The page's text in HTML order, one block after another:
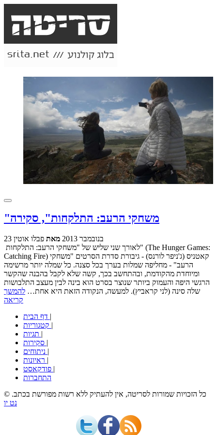
"משחקי הרעב: התלקחות", סקירה
23 בנובמבר 2013 מאת פבלו אוטין
Catching Fire) קאטניס (ג'ניפר לורנס) - גיבורת סדרת הסרטים "משחקי
הרעב" - מחליפה שמלות בערך בכל סצנה. כל שמלה יותר מרשימה
ומיוחדת מהקודמת, ובהתחשב בכך, קשה שלא לקבל בהבנה שהקשר
הרגשי היפה והעמוק ביותר שנוצר בסרט הוא בינה לבין מעצב התלבושות
שלה סינה (לני קראביץ). למעשה, הנקודה הזאת היא אחת… להמשך
קריאה
|
|
|
|
|
|
|
התחברות
© כל הזכויות שמורות לסריטה, אין להעתיק ללא רשות מפורשת בכתב.
נט יו